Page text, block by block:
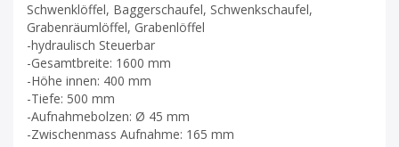
Schwenklöffel, Baggerschaufel, Schwenkschaufel,
Grabenräumlöffel, Grabenlöffel
-hydraulisch Steuerbar
-Gesamtbreite: 1600 mm
-Höhe innen: 400 mm
-Tiefe: 500 mm
-Aufnahmebolzen: Ø 45 mm
-Zwischenmass Aufnahme: 165 mm